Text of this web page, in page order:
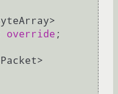
override ;